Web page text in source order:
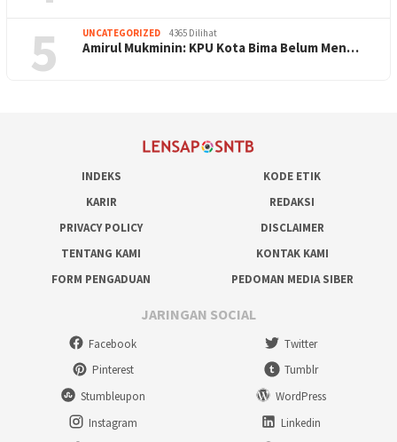
5 UNCATEGORIZED 4365 Dilihat
Amirul Mukminin: KPU Kota Bima Belum Men…
INDEKS
KODE ETIK
KARIR
REDAKSI
PRIVACY POLICY
DISCLAIMER
TENTANG KAMI
KONTAK KAMI
FORM PENGADUAN
PEDOMAN MEDIA SIBER
JARINGAN SOCIAL
Facebook
Twitter
Pinterest
Tumblr
Stumbleupon
WordPress
Instagram
Linkedin